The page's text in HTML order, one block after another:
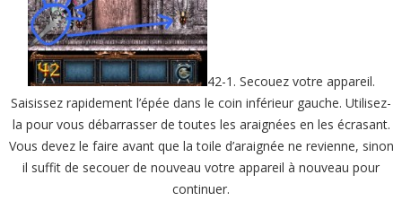
42-1. Secouez votre appareil.
Saisissez rapidement l’épée dans le coin inférieur gauche. Utilisez-
la pour vous débarrasser de toutes les araignées en les écrasant.
Vous devez le faire avant que la toile d’araignée ne revienne, sinon
il suffit de secouer de nouveau votre appareil à nouveau pour
continuer.